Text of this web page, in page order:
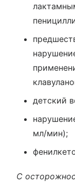
детский
мл/мин);
С